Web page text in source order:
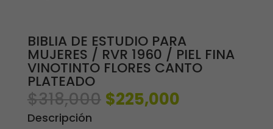
BIBLIA DE ESTUDIO PARA
MUJERES / RVR 1960 / PIEL FINA
VINOTINTO FLORES CANTO
PLATEADO
$318,000 El
precio
$225,000El
Descripción